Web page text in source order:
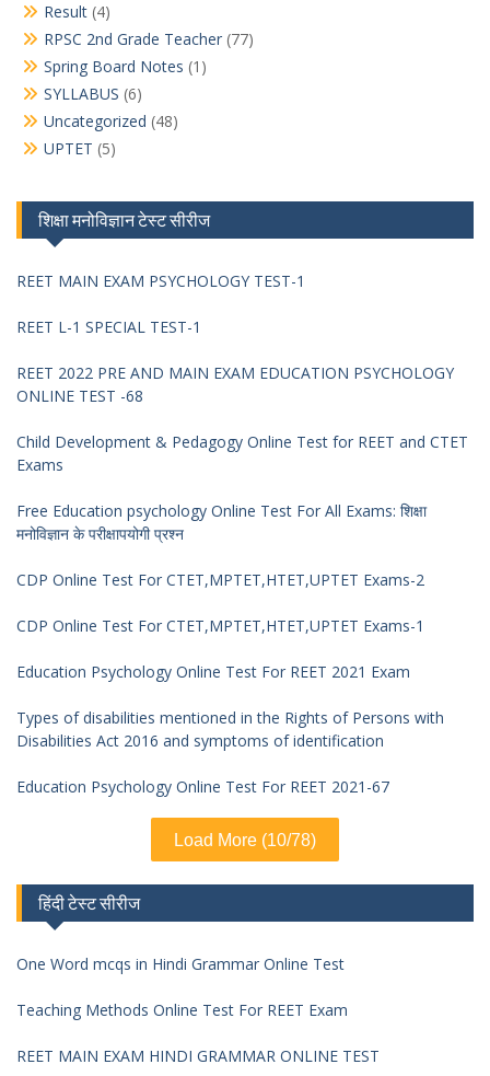
Result (4)
RPSC 2nd Grade Teacher (77)
Spring Board Notes (1)
SYLLABUS (6)
Uncategorized (48)
UPTET (5)
शिक्षा मनोविज्ञान टेस्ट सीरीज
REET MAIN EXAM PSYCHOLOGY TEST-1
REET L-1 SPECIAL TEST-1
REET 2022 PRE AND MAIN EXAM EDUCATION PSYCHOLOGY
ONLINE TEST -68
Child Development & Pedagogy Online Test for REET and CTET
Exams
Free Education psychology Online Test For All Exams: शिक्षा
मनोविज्ञान के परीक्षापयोगी प्रश्न
CDP Online Test For CTET,MPTET,HTET,UPTET Exams-2
CDP Online Test For CTET,MPTET,HTET,UPTET Exams-1
Education Psychology Online Test For REET 2021 Exam
Types of disabilities mentioned in the Rights of Persons with
Disabilities Act 2016 and symptoms of identification
Education Psychology Online Test For REET 2021-67
Load More (10/78)
हिंदी टेस्ट सीरीज
One Word mcqs in Hindi Grammar Online Test
Teaching Methods Online Test For REET Exam
REET MAIN EXAM HINDI GRAMMAR ONLINE TEST